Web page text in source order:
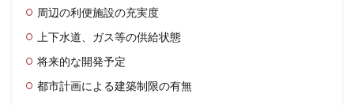
周辺の利便施設の充実度
上下水道、ガス等の供給状態
将来的な開発予定
都市計画による建築制限の有無